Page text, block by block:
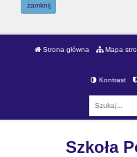
zamknij
Strona główna Mapa
Kontrast
Szkoła